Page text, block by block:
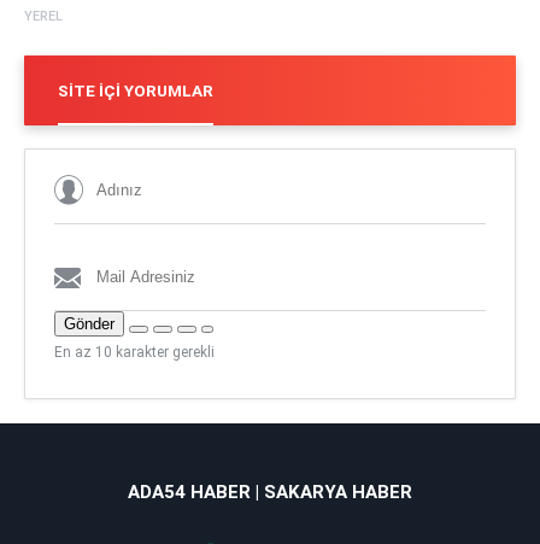
YEREL
SITE İÇI YORUMLAR
Gönder
En az 10 karakter gerekli
ADA54 HABER | SAKARYA HABER